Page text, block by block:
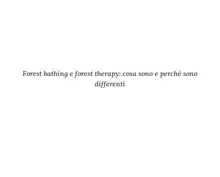
Forest bathing e forest therapy: cosa sono e perché sono
differenti